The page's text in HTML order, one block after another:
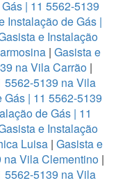
| 11 5562-5139
Instalação de Gás |
e Instalação
| Gasista e
na Vila Carrão |
5562-5139 na Vila
| 11 5562-5139
de Gás | 11
e Instalação
Luisa | Gasista e
na Vila Clementino|
5562-5139 na Vila